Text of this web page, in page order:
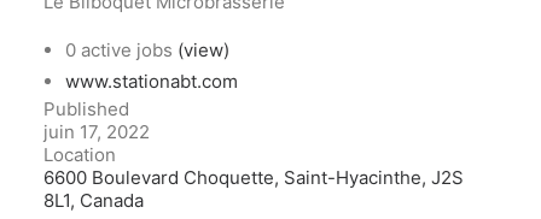
0 active jobs (view)
www.stationabt.com
Published
juin 17, 2022
Location
6600 Boulevard Choquette, Saint-Hyacinthe, J2S
8L1, Canada